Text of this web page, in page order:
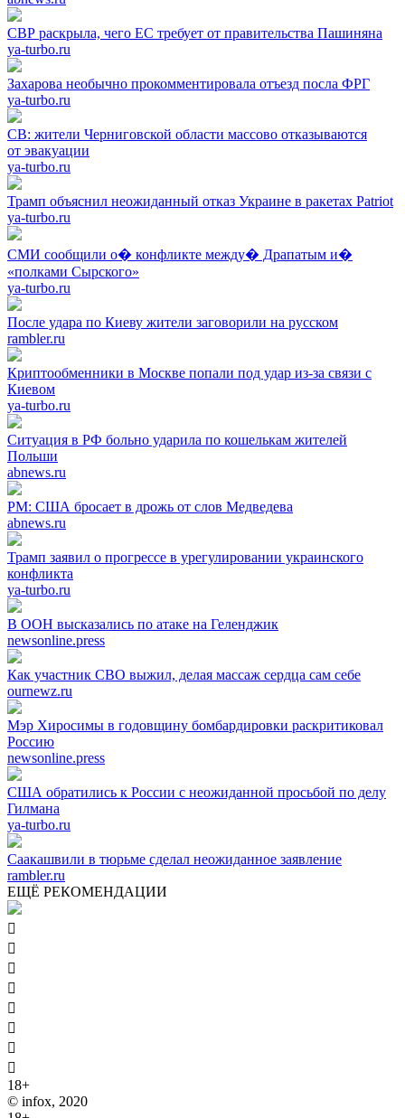
СВР раскрыла, чего ЕС требует от правительства Пашиняна
ya-turbo.ru
Захарова необычно прокомментировала отъезд посла ФРГ
ya-turbo.ru
СВ: жители Черниговской области массово отказываются
от эвакуации
ya-turbo.ru
Трамп объяснил неожиданный отказ Украине в ракетах Patriot
ya-turbo.ru
СМИ сообщили о� конфликте между� Драпатым и�
«полками Сырского»
ya-turbo.ru
После удара по Киеву жители заговорили на русском
rambler.ru
Криптообменники в Москве попали под удар из-за связи с
Киевом
ya-turbo.ru
Ситуация в РФ больно ударила по кошелькам жителей
Польши
abnews.ru
PM: США бросает в дрожь от слов Медведева
abnews.ru
Трамп заявил о прогрессе в урегулировании украинского
конфликта
ya-turbo.ru
В ООН высказались по атаке на Геленджик
newsonline.press
Как участник СВО выжил, делая массаж сердца сам себе
ournewz.ru
Мэр Хиросимы в годовщину бомбардировки раскритиковал
Россию
newsonline.press
США обратились к России с неожиданной просьбой по делу
Гилмана
ya-turbo.ru
Саакашвили в тюрьме сделал неожиданное заявление
rambler.ru
ЕЩЁ РЕКОМЕНДАЦИИ








18+
© infox, 2020